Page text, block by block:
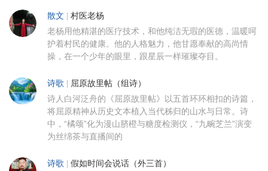
散文 村医老杨
老杨用他精湛的医疗技术，和他纯洁无瑕的医德，温暖呵
护着村民的健康。他的人格魅力，他甘愿奉献的高尚情
操，在一个少年的眼里，跟星辰一样璀璨夺目。
诗歌 屈原故里帖（组诗）
诗人白河泛舟的《屈原故里帖》以五首环环相扣的诗篇，
将屈原精神从历史文本植入当代秭归的山水与日常。诗
中，“橘颂”化为漫山脐橙与糖度检测仪，“九畹芝兰”演变
为丝绵茶与直播间的
诗歌 假如时间会说话（外三首）